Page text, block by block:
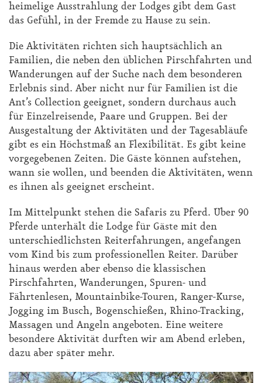
heimelige Ausstrahlung der Lodges gibt dem Gast
das Gefühl, in der Fremde zu Hause zu sein.
Die Aktivitäten richten sich hauptsächlich an
Familien, die neben den üblichen Pirschfahrten und
Wanderungen auf der Suche nach dem besonderen
Erlebnis sind. Aber nicht nur für Familien ist die
Ant’s Collection geeignet, sondern durchaus auch
für Einzelreisende, Paare und Gruppen. Bei der
Ausgestaltung der Aktivitäten und der Tagesabläufe
gibt es ein Höchstmaß an Flexibilität. Es gibt keine
vorgegebenen Zeiten. Die Gäste können aufstehen,
wann sie wollen, und beenden die Aktivitäten, wenn
es ihnen als geeignet erscheint.
Im Mittelpunkt stehen die Safaris zu Pferd. Über 90
Pferde unterhält die Lodge für Gäste mit den
unterschiedlichsten Reiterfahrungen, angefangen
vom Kind bis zum professionellen Reiter. Darüber
hinaus werden aber ebenso die klassischen
Pirschfahrten, Wanderungen, Spuren- und
Fährtenlesen, Mountainbike-Touren, Ranger-Kurse,
Jogging im Busch, Bogenschießen, Rhino-Tracking,
Massagen und Angeln angeboten. Eine weitere
besondere Aktivität durften wir am Abend erleben,
dazu aber später mehr.